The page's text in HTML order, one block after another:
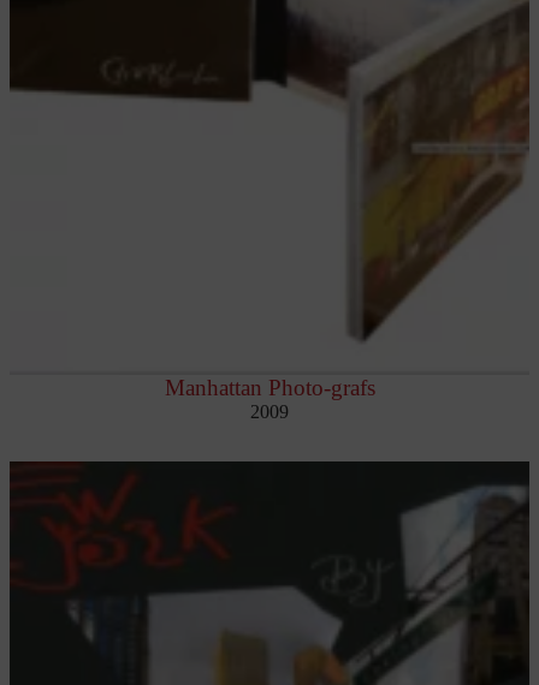
Manhattan Photo-grafs
2009